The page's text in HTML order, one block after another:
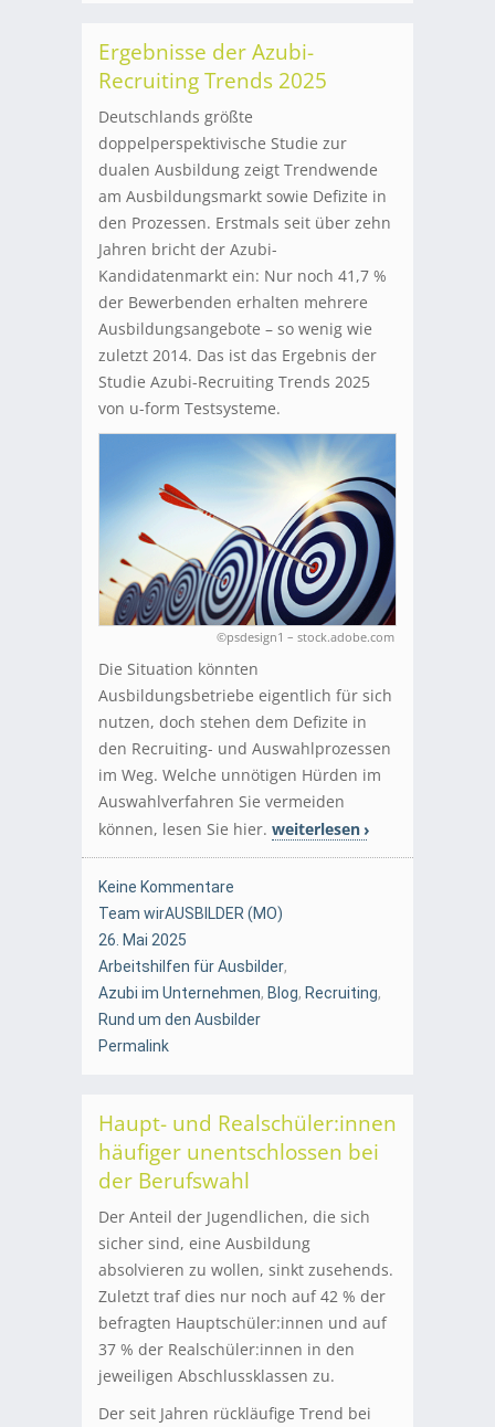
Ergebnisse der Azubi-
Recruiting Trends 2025
Deutschlands größte
doppelperspektivische Studie zur
dualen Ausbildung zeigt Trendwende
am Ausbildungsmarkt sowie Defizite in
den Prozessen. Erstmals seit über zehn
Jahren bricht der Azubi-
Kandidatenmarkt ein: Nur noch 41,7 %
der Bewerbenden erhalten mehrere
Ausbildungsangebote – so wenig wie
zuletzt 2014. Das ist das Ergebnis der
Studie Azubi-Recruiting Trends 2025
von u-form Testsysteme.
©psdesign1 – stock.adobe.com
Die Situation könnten
Ausbildungsbetriebe eigentlich für sich
nutzen, doch stehen dem Defizite in
den Recruiting- und Auswahlprozessen
im Weg. Welche unnötigen Hürden im
Auswahlverfahren Sie vermeiden
können, lesen Sie hier. weiterlesen
Keine Kommentare
Team wirAUSBILDER (MO)
26. Mai 2025
Arbeitshilfen für Ausbilder,
Azubi im Unternehmen, Blog, Recruiting,
Rund um den Ausbilder
Permalink
Haupt- und Realschüler:innen
häufiger unentschlossen bei
der Berufswahl
Der Anteil der Jugendlichen, die sich
sicher sind, eine Ausbildung
absolvieren zu wollen, sinkt zusehends.
Zuletzt traf dies nur noch auf 42 % der
befragten Hauptschüler:innen und auf
37 % der Realschüler:innen in den
jeweiligen Abschlussklassen zu.
Der seit Jahren rückläufige Trend bei